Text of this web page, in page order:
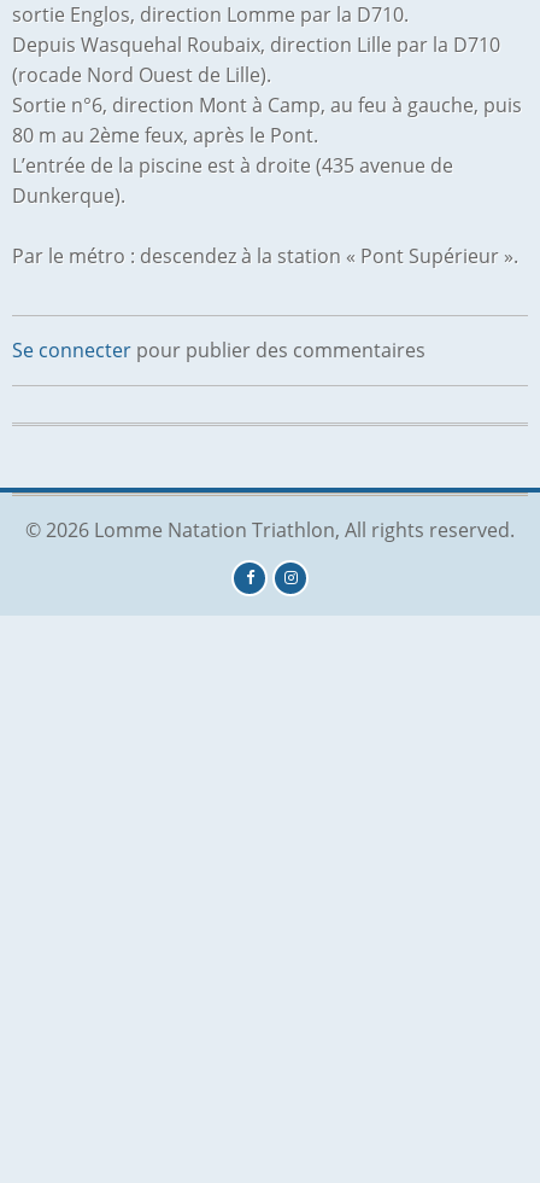
sortie Englos, direction Lomme par la D710.
Depuis Wasquehal Roubaix, direction Lille par la D710
(rocade Nord Ouest de Lille).
Sortie n°6, direction Mont à Camp, au feu à gauche, puis
80 m au 2ème feux, après le Pont.
L’entrée de la piscine est à droite (435 avenue de
Dunkerque).
Par le métro : descendez à la station « Pont Supérieur ».
Se connecter pour publier des commentaires
© 2026 Lomme Natation Triathlon, All rights reserved.